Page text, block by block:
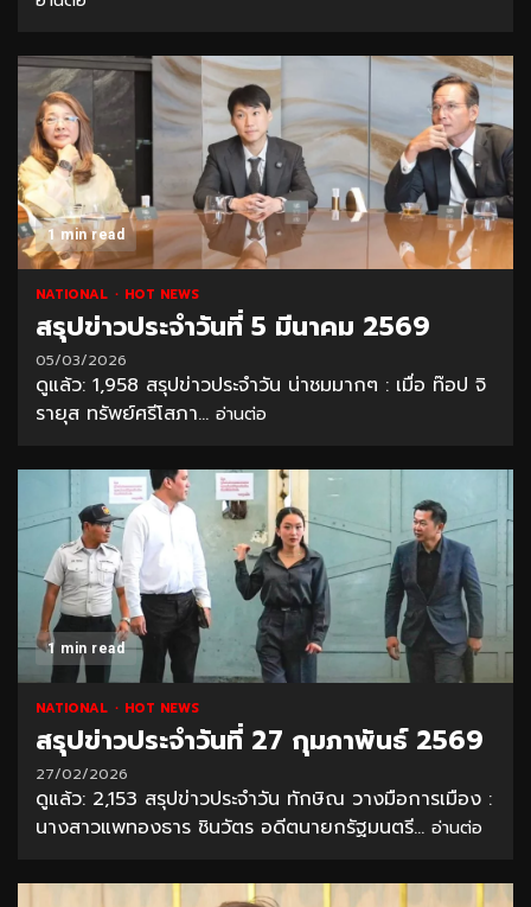
1 min read
NATIONAL HOT NEWS
สรุปข่าวประจำวันที่ 5 มีนาคม 2569
05/03/2026
ดูแล้ว: 1,958 สรุปข่าวประจำวัน น่าชมมากๆ : เมื่อ ท๊อป จิ
รายุส ทรัพย์ศรีโสภา... อ่านต่อ
1 min read
NATIONAL HOT NEWS
สรุปข่าวประจำวันที่ 27 กุมภาพันธ์ 2569
27/02/2026
ดูแล้ว: 2,153 สรุปข่าวประจำวัน ทักษิณ วางมือการเมือง :
นางสาวแพทองธาร ชินวัตร อดีตนายกรัฐมนตรี... อ่านต่อ